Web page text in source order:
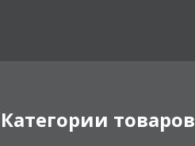
Категории товаров